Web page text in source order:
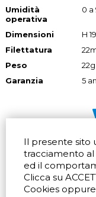
Il presente sito
tracciamento
ed il
Clicca su
Cookies
Umidità
operativa
0 a
Dimensioni
H
Filettatura
Peso
22g
Garanzia
5
Via dell'artigianato
20865 Usmate Velate
Indicazioni
Via Pontina 583
Roma (RM) 00128